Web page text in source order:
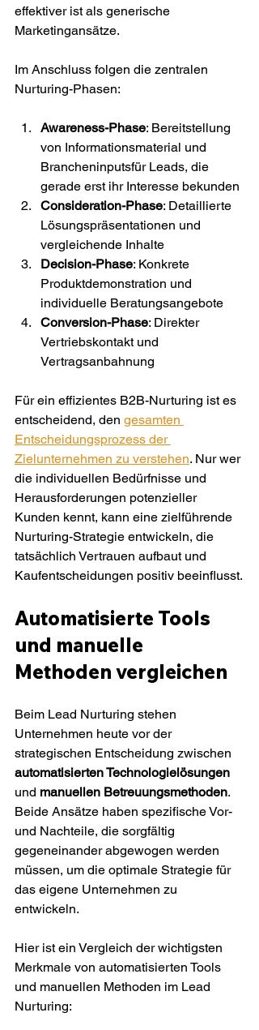
effektiver ist als generische
Marketingansätze.
Im Anschluss folgen die zentralen
Nurturing-Phasen:
Awareness-Phase: Bereitstellung
von Informationsmaterial und
Brancheninputsfür Leads, die
gerade erst ihr Interesse bekunden
Consideration-Phase: Detaillierte
Lösungspräsentationen und
vergleichende Inhalte
Decision-Phase: Konkrete
Produktdemonstration und
individuelle Beratungsangebote
Conversion-Phase: Direkter
Vertriebskontakt und
Vertragsanbahnung
Für ein effizientes B2B-Nurturing ist es
entscheidend, den gesamten
Entscheidungsprozess der
Zielunternehmen zu verstehen. Nur wer
die individuellen Bedürfnisse und
Herausforderungen potenzieller
Kunden kennt, kann eine zielführende
Nurturing-Strategie entwickeln, die
tatsächlich Vertrauen aufbaut und
Kaufentscheidungen positiv beeinflusst.
Automatisierte Tools
und manuelle
Methoden vergleichen
Beim Lead Nurturing stehen
Unternehmen heute vor der
strategischen Entscheidung zwischen
automatisierten Technologielösungen
und manuellen Betreuungsmethoden.
Beide Ansätze haben spezifische Vor-
und Nachteile, die sorgfältig
gegeneinander abgewogen werden
müssen, um die optimale Strategie für
das eigene Unternehmen zu
entwickeln.
Hier ist ein Vergleich der wichtigsten
Merkmale von automatisierten Tools
und manuellen Methoden im Lead
Nurturing: